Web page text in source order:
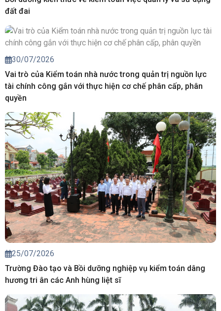
đất đai
30/07/2026
Vai trò của Kiểm toán nhà nước trong quản trị nguồn lực
tài chính công gắn với thực hiện cơ chế phân cấp, phân
quyền
25/07/2026
Trường Đào tạo và Bồi dưỡng nghiệp vụ kiểm toán dâng
hương tri ân các Anh hùng liệt sĩ